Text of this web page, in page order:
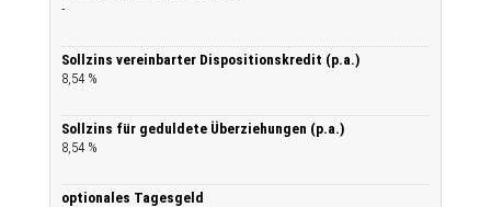
-
Sollzins vereinbarter Dispositionskredit (p.a.)
8,54 %
Sollzins für geduldete Überziehungen (p.a.)
8,54 %
optionales Tagesgeld